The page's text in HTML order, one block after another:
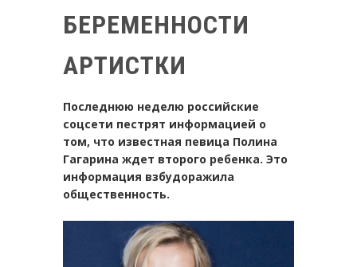
БЕРЕМЕННОСТИ
АРТИСТКИ
Последнюю неделю российские
соцсети пестрят информацией о
том, что известная певица Полина
Гагарина ждет второго ребенка. Это
информация взбудоражила
общественность.